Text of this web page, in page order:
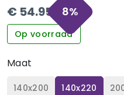
€ 54.95 8%
Op voorraad
Maat
140x200 140x220